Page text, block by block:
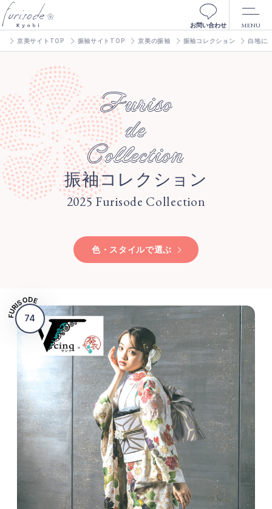
MENU
お問い合わせ
京美サイトTOP 振袖サイトTOP 京美の振袖 振袖コレクション 白地に
Furiso
de
Collection
振袖コレクション
2025 Furisode Collection
色・スタイルで選ぶ
FURISODE
74